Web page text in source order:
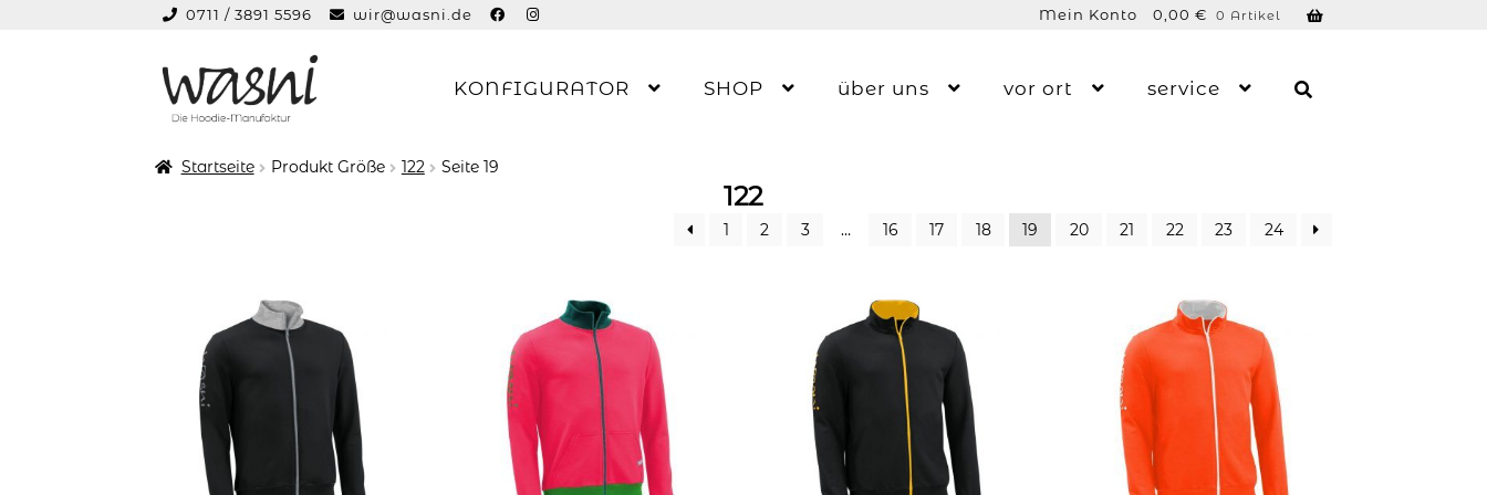
0,00 € 0 Artikel
0711 / 3891 5596 wir@wasni.de Mein Konto
Zur
springen
Zum
springen
KONFIGURATOR SHOP über uns vor ort service
Startseite Produkt Größe 122 Seite 19
122
1 2 3 … 16 17 18 19 20 21 22 23 24